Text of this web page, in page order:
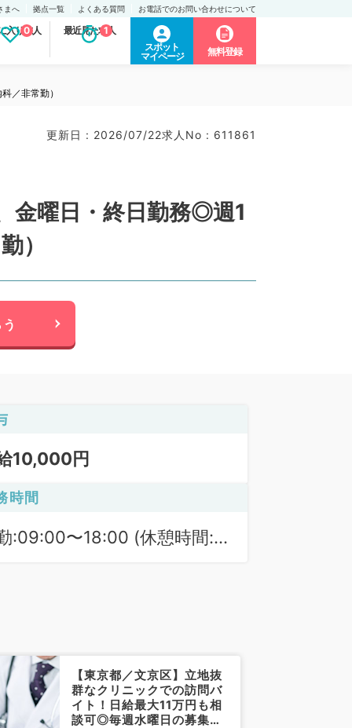
まへ 拠点一覧 よくある質問 お電話でのお問い合わせについて
入り求人
0 最近見た求人
1
スポット
マイページ
無料登録
／非常勤）
更新日 : 2026/07/22求人No : 611861
金曜日・終日勤務◎週1
）
10,000円
時間
:09:00〜18:00 (休憩時間:
【東京都／文京区】立地抜
群なクリニックでの訪問バ
イト！日給最大11万円も相
談可◎毎週水曜日の募集！